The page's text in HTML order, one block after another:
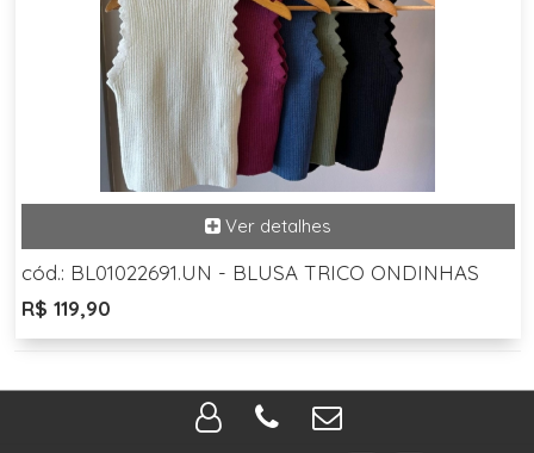
cód.: BL01022691.UN - BLUSA TRICO ONDINHAS
R$ 119,90